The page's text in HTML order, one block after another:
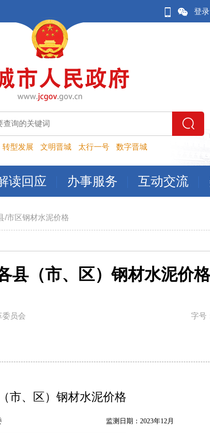
登录
转型发展 文明晋城 太行一号 数字晋城
读回应 办事服务 互动交流
/市区钢材水泥价格
县（市、区）钢材水泥价格
委员会 字号
市、区）钢材水泥价格
监测日期： 2023年12月